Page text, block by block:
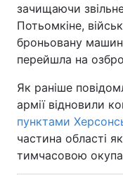
зачищаючи
Потьомкіне,
броньовану
перейшла на
Як раніше
армії відновили
пунктами
частина області
тимчасовою